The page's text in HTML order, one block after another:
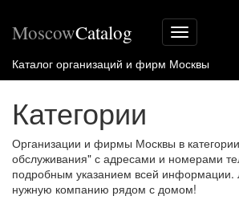
Меню
сайта
MoscowCatalog
Каталог организаций и фирм Москвы
Категории
Организации и фирмы Москвы в
обслуживания" с адресами и номерами
подробным указанием всей информации.
нужную компанию рядом с домом!